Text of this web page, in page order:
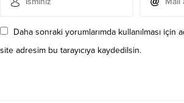
Daha sonraki yorumlarımda kullanılması için
site adresim bu tarayıcıya kaydedilsin.